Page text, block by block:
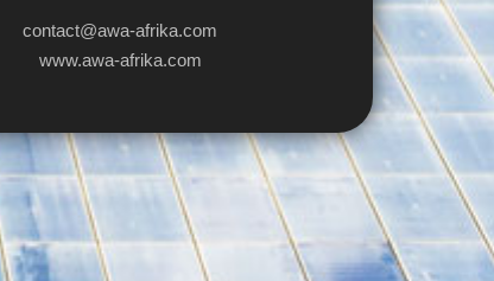
contact@awa-afrika.com
www.awa-afrika.com